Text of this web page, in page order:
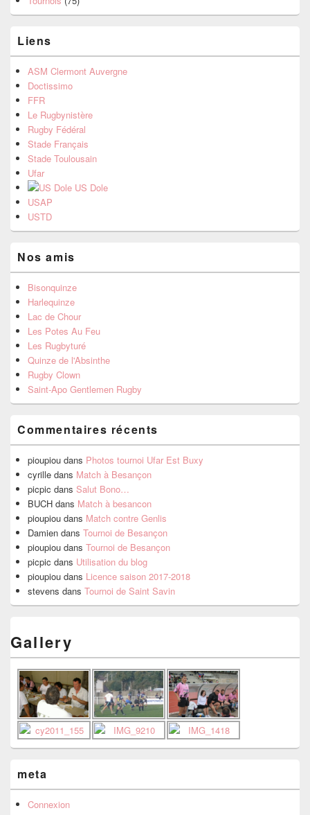
Liens
ASM Clermont Auvergne
Doctissimo
FFR
Le Rugbynistère
Rugby Fédéral
Stade Français
Stade Toulousain
Ufar
US Dole
USAP
USTD
Nos amis
Bisonquinze
Harlequinze
Lac de Chour
Les Potes Au Feu
Les Rugbyturé
Quinze de l'Absinthe
Rugby Clown
Saint-Apo Gentlemen Rugby
Commentaires récents
pioupiou dans Photos tournoi Ufar Est Buxy
cyrille dans Match à Besançon
picpic dans Salut Bono…
BUCH dans Match à besancon
pioupiou dans Match contre Genlis
Damien dans Tournoi de Besançon
pioupiou dans Tournoi de Besançon
picpic dans Utilisation du blog
pioupiou dans Licence saison 2017-2018
stevens dans Tournoi de Saint Savin
Gallery
meta
Connexion